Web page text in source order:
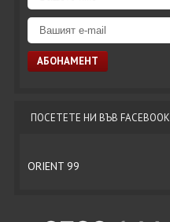
ПОСЕТЕТЕ НИ ВЪВ FACEBOOK
ORIENT 99